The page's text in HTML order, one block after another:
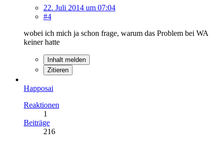
22. Juli 2014 um 07:04
#4
wobei ich mich ja schon frage, warum das Problem bei WA
keiner hatte
Inhalt melden
Zitieren
Happosai
Reaktionen
1
Beiträge
216